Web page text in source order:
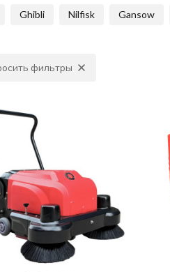
Ghibli Nilfisk Gansow
фильтры